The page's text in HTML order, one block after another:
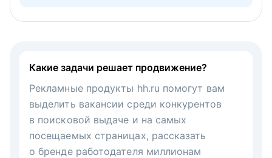
Какие задачи решает продвижение?
Рекламные продукты hh.ru помогут вам
выделить вакансии среди конкурентов
в поисковой выдаче и на самых
посещаемых страницах, рассказать
о бренде работодателя миллионам